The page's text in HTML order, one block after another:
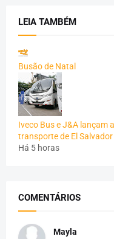
LEIA TAMBÉM
Busão de Natal
Iveco Bus e J&A lançam
transporte de El Salvador
Há 5 horas
COMENTÁRIOS
Mayla